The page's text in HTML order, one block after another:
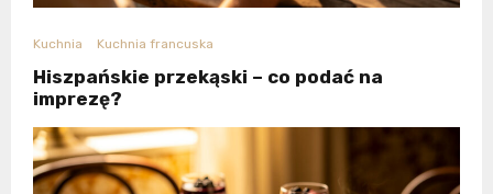
Kuchnia Kuchnia francuska
Hiszpańskie przekąski – co podać na
imprezę?